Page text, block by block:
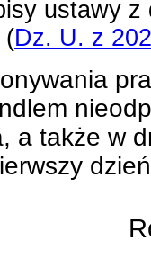
ustawy z
(Dz. U. z
a także w